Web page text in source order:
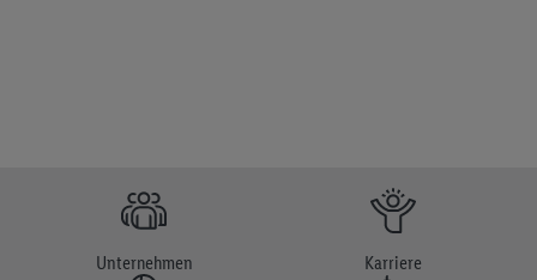
Unternehmen Karriere